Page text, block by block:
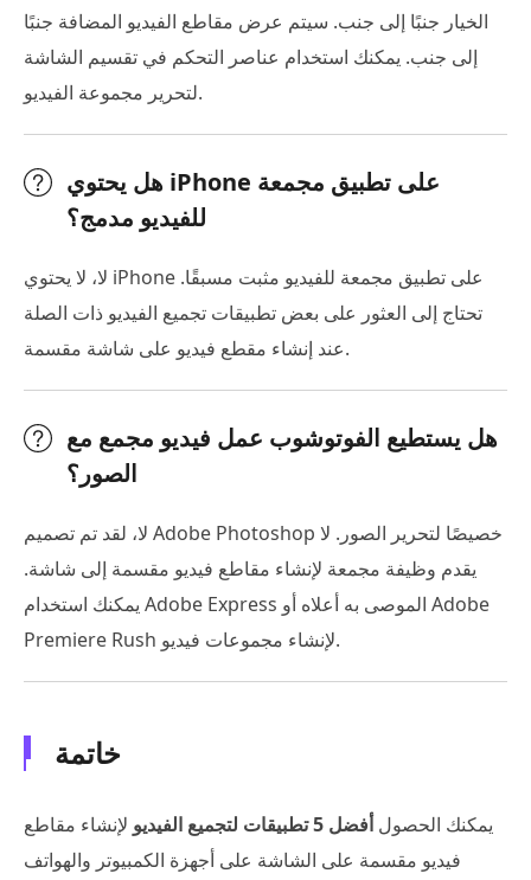
الخيار جنبًا إلى جنب. سيتم عرض مقاطع الفيديو المضافة جنبًا
إلى جنب. يمكنك استخدام عناصر التحكم في تقسيم الشاشة
لتحرير مجموعة الفيديو.
هل يحتوي iPhone على تطبيق مجمعة
للفيديو مدمج؟
لا، لا يحتوي iPhone على تطبيق مجمعة للفيديو مثبت مسبقًا.
تحتاج إلى العثور على بعض تطبيقات تجميع الفيديو ذات الصلة
عند إنشاء مقطع فيديو على شاشة مقسمة.
هل يستطيع الفوتوشوب عمل فيديو مجمع مع
الصور؟
لا، لقد تم تصميم Adobe Photoshop خصيصًا لتحرير الصور. لا
يقدم وظيفة مجمعة لإنشاء مقاطع فيديو مقسمة إلى شاشة.
يمكنك استخدام Adobe Express الموصى به أعلاه أو Adobe
Premiere Rush لإنشاء مجموعات فيديو.
خاتمة
يمكنك الحصولأفضل 5 تطبيقات لتجميع الفيديو
لإنشاء مقاطع
فيديو مقسمة على الشاشة على أجهزة الكمبيوتر والهواتف